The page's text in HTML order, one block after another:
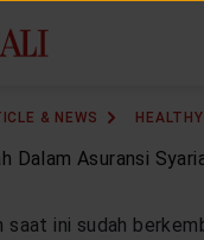
& NEWS
saat ini sudah